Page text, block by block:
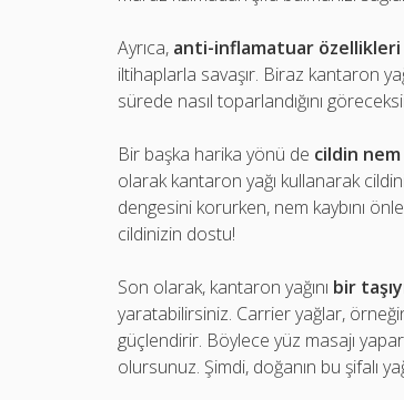
Ayrıca, anti-inflamatuar özellikleri
iltihaplarla savaşır. Biraz kantaron
sürede nasıl toparlandığını
Bir başka harika yönü de cildin nem
olarak kantaron yağı kullanarak
dengesini korurken, nem kaybını
cildinizin dostu!
Son olarak, kantaron yağını bir
yaratabilirsiniz. Carrier yağlar,
güçlendirir. Böylece yüz masajı
olursunuz. Şimdi, doğanın bu şifalı